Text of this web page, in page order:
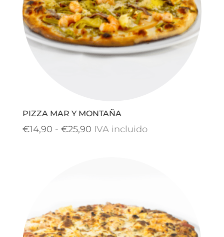
PIZZA MAR Y MONTAÑA
€14,90 - €25,90Rango
hasta
€25,90
IVA incluido